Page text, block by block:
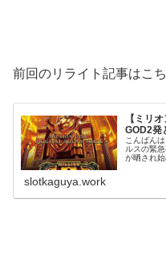
前回のリライト記事はこ
【ミリ
GOD2発
こんばん
ルスの緊
が晒され
slotkaguya.work